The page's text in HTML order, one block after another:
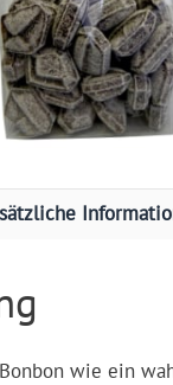
wie ein